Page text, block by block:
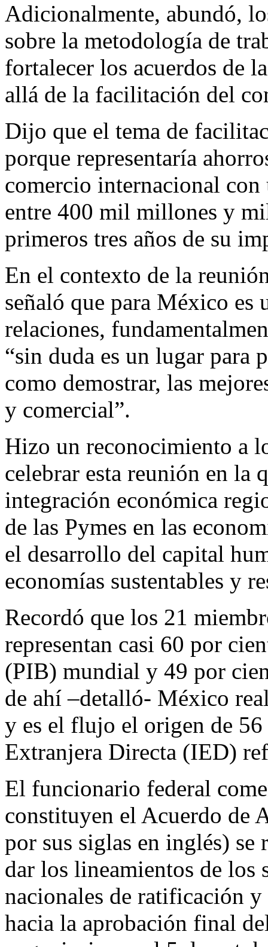
Adicionalmente, abundó,
sobre la metodología de
fortalecer los acuerdos de
allá de la facilitación del
Dijo que el tema de
porque representaría
comercio internacional
entre 400 mil millones y
primeros tres años de su
En el contexto de la
señaló que para México es
relaciones,
“sin duda es un lugar para
como demostrar, las
y comercial”.
Hizo un reconocimiento a
celebrar esta reunión en la
integración económica
de las Pymes en las
el desarrollo del capital
economías sustentables y
Recordó que los 21
representan casi 60 por
(PIB) mundial y 49 por
de ahí –detalló- México
y es el flujo el origen de
Extranjera Directa (IED)
El funcionario federal
constituyen el Acuerdo de
por sus siglas en inglés)
dar los lineamientos de los
nacionales de ratificación
hacia la aprobación final